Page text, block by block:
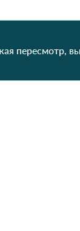
пересмотр,